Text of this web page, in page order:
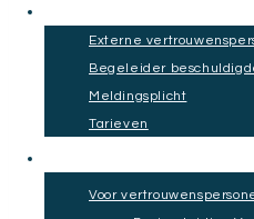
Externe
Begeleider
Meldingsplicht
Tarieven
Voor
bij